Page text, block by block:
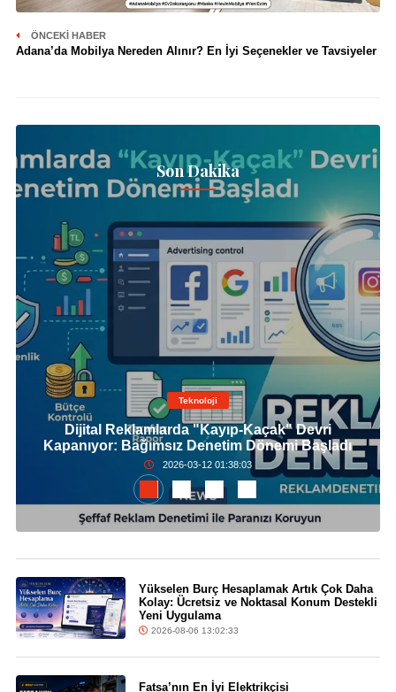
ÖNCEKI HABER
Adana’da Mobilya Nereden Alınır? En İyi Seçenekler ve Tavsiyeler
Son Dakika
Teknoloji
Dijital Reklamlarda "Kayıp-Kaçak" Devri
Kapanıyor: Bağımsız Denetim Dönemi Başladı
2026-03-12 01:38:03
Yükselen Burç Hesaplamak Artık Çok Daha
Kolay: Ücretsiz ve Noktasal Konum Destekli
Yeni Uygulama
2026-08-06 13:02:33
Fatsa’nın En İyi Elektrikçisi